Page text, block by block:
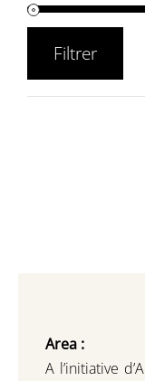
Filtrer
Area :
A l’initiative